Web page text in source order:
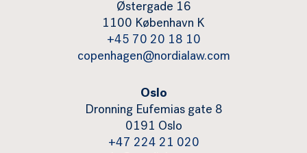
Østergade 16
1100 København K
+45 70 20 18 10
copenhagen@nordialaw.com
Oslo
Dronning Eufemias gate 8
0191 Oslo
+47 224 21 020